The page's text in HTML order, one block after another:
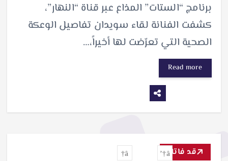
برنامج “الستات” المذاع عبر قناة “النهار”،
كشفت الفنانة لقاء سويدان تفاصيل الوعكة
الصحية التي تعرّضت لها أخيراً،…
Read more
قد فاتك